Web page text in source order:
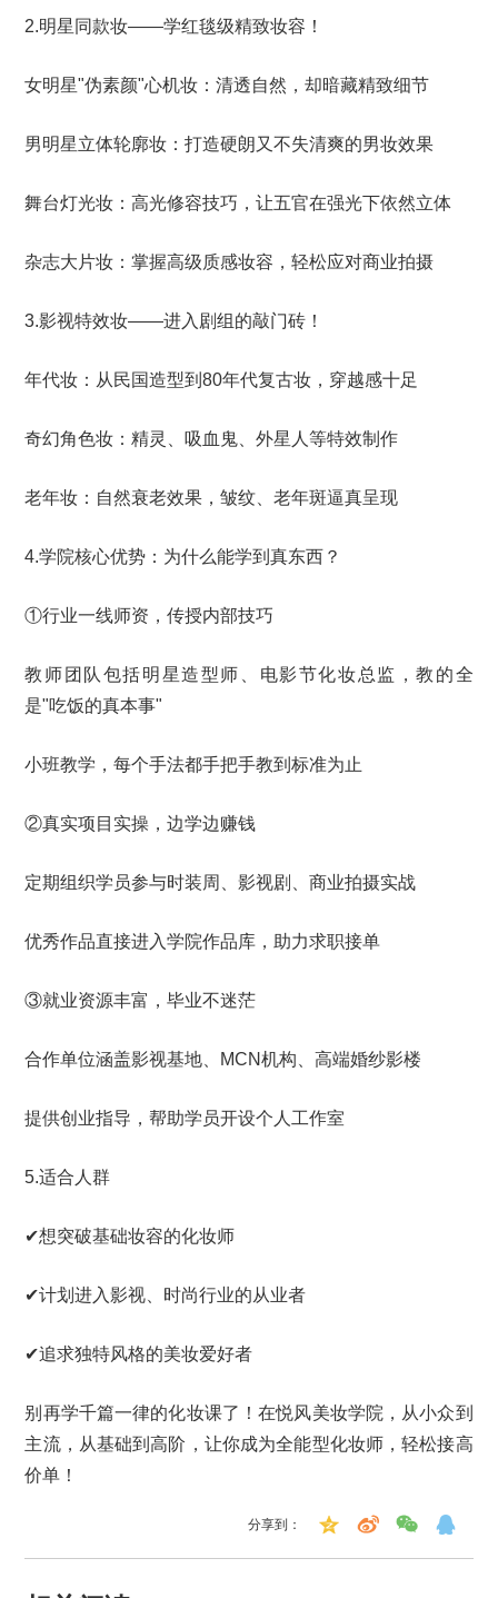
2.明星同款妆——学红毯级精致妆容！
女明星"伪素颜"心机妆：清透自然，却暗藏精致细节
男明星立体轮廓妆：打造硬朗又不失清爽的男妆效果
舞台灯光妆：高光修容技巧，让五官在强光下依然立体
杂志大片妆：掌握高级质感妆容，轻松应对商业拍摄
3.影视特效妆——进入剧组的敲门砖！
年代妆：从民国造型到80年代复古妆，穿越感十足
奇幻角色妆：精灵、吸血鬼、外星人等特效制作
老年妆：自然衰老效果，皱纹、老年斑逼真呈现
4.学院核心优势：为什么能学到真东西？
①行业一线师资，传授内部技巧
教师团队包括明星造型师、电影节化妆总监，教的全
是"吃饭的真本事"
小班教学，每个手法都手把手教到标准为止
②真实项目实操，边学边赚钱
定期组织学员参与时装周、影视剧、商业拍摄实战
优秀作品直接进入学院作品库，助力求职接单
③就业资源丰富，毕业不迷茫
合作单位涵盖影视基地、MCN机构、高端婚纱影楼
提供创业指导，帮助学员开设个人工作室
5.适合人群
✔想突破基础妆容的化妆师
✔计划进入影视、时尚行业的从业者
✔追求独特风格的美妆爱好者
别再学千篇一律的化妆课了！在悦风美妆学院，从小众到
主流，从基础到高阶，让你成为全能型化妆师，轻松接高
价单！
分享到：